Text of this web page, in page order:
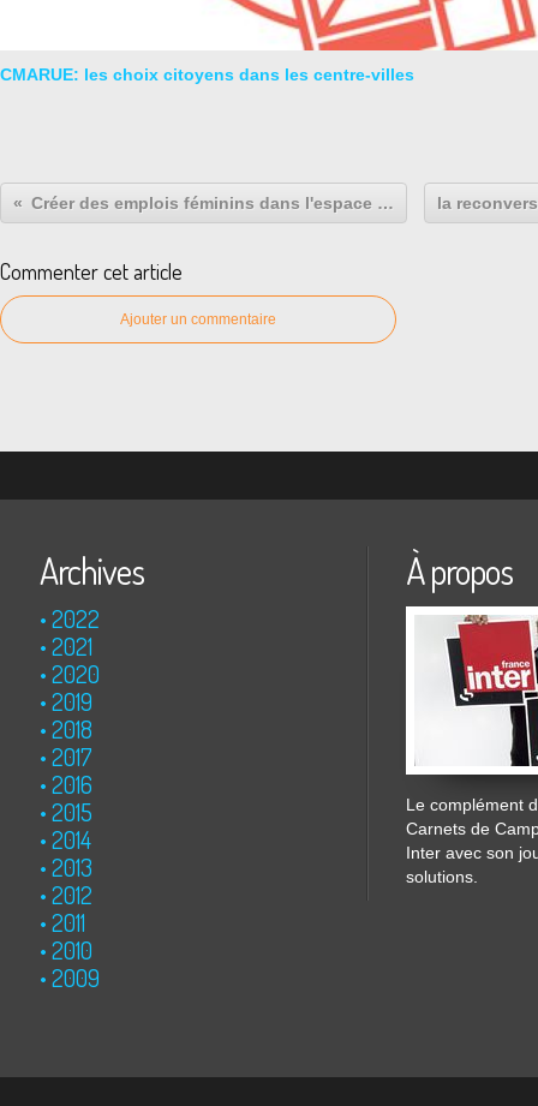
CMARUE: les choix citoyens dans les centre-villes
Créer des emplois féminins dans l'espace rural: la Bobine.
Commenter cet article
Ajouter un commentaire
Archives
2022
2021
2020
2019
2018
2017
2016
2015
2014
2013
2012
2011
2010
2009
À propos
Le complément
Carnets de
Inter avec son
solutions.